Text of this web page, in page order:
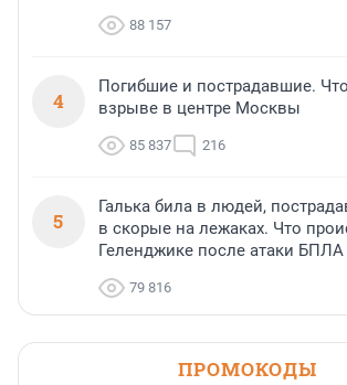
88 157
4
Погибшие и пострадавшие.
взрыве в центре Москвы
85 837 216
5
Галька била в людей,
в скорые на лежаках. Что
Геленджике после атаки БПЛА
79 816
ПРОМОКОДЫ